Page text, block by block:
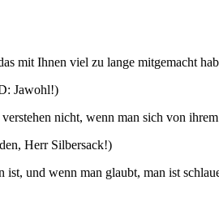
mit Ihnen viel zu lange mitgemacht
Jawohl!)
nicht, wenn man sich von
Herr Silbersack!)
und wenn man glaubt, man ist